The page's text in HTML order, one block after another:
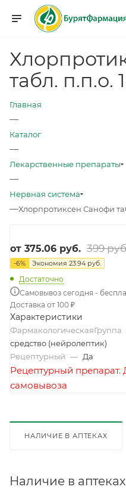
табл. п.п.о.
Главная
—
Каталог
—
Лекарственные препараты
—
Нервная система
—Хлорпротиксен Санофи
от 375.06 руб. 399
-6% Экономия 23.94 руб.
Достаточно
Самовывоз сегодня -
Доставка от 100 ₽
Характеристики
ФармакологическаяГруппа
средство (нейролептик)
Рецептурный — Да
Рецептурный препарат.
самовывоза
НАЛИЧИЕ В АПТЕКАХ
Наличие в аптеках